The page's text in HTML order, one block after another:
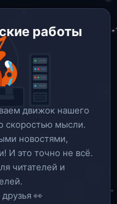
работы
движок нашего
скоростью мысли.
новостями,
И это точно не всё.
читателей и
👀